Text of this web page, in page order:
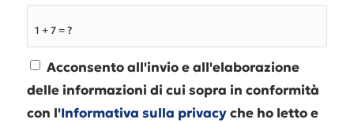
1 + 7 = ?
Acconsento all'invio e all'elaborazione
delle informazioni di cui sopra in conformità
con l'Informativa sulla privacyche ho letto e